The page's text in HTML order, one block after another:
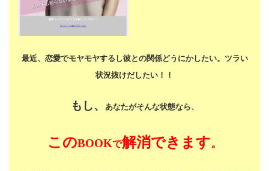
最近、恋愛でモヤモヤするし彼との関係どうにかしたい。 ツラい
状況抜けだしたい！！
もし、 あなたがそんな状態なら、
このBOOKで解消できます。